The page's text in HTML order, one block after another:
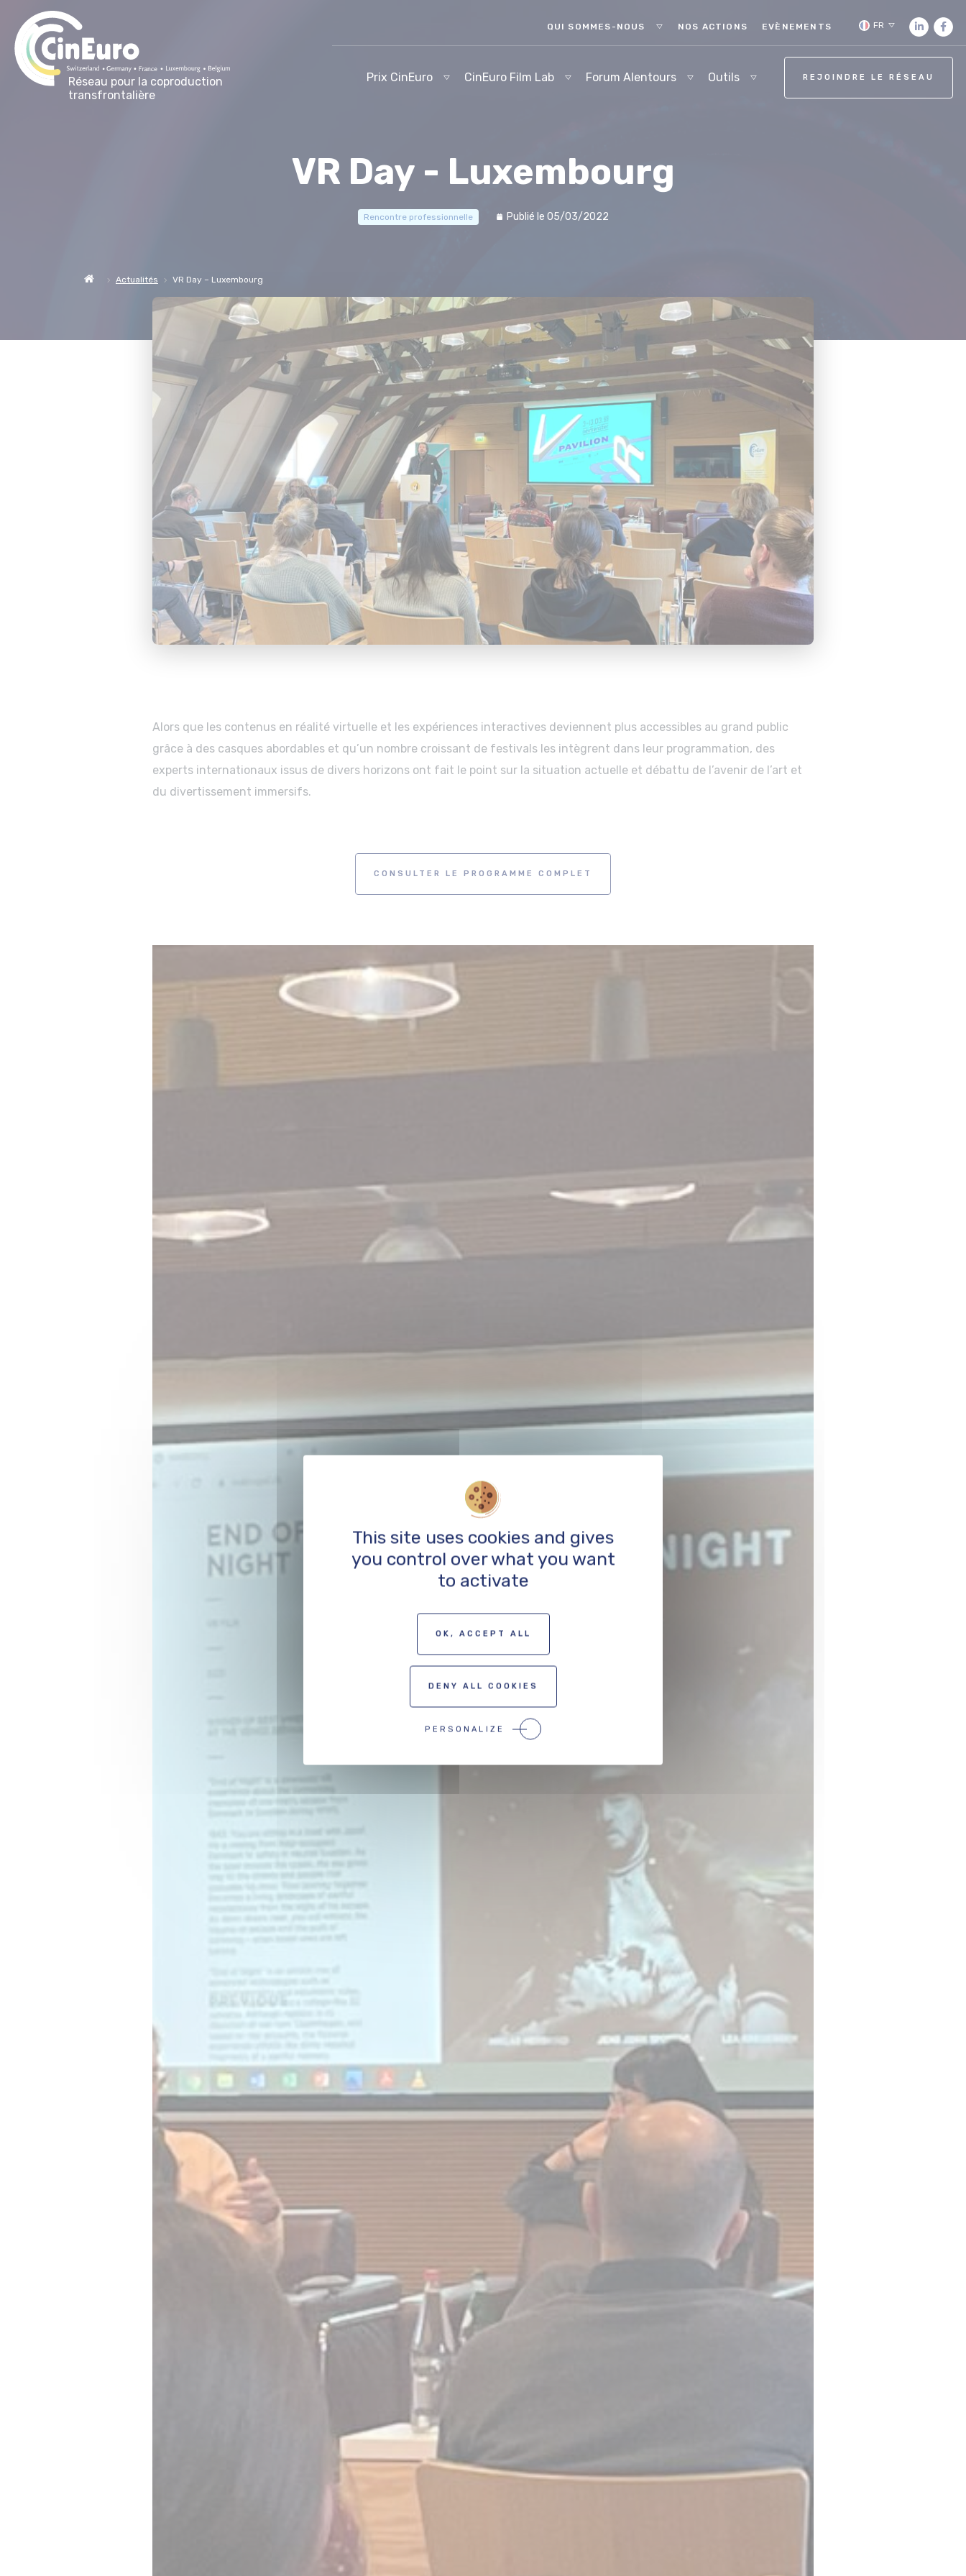
QUI SOMMES-NOUS NOS ACTIONS EVÈNEMENTS FR
Prix CinEuro CinEuro Film Lab Forum Alentours Outils REJOINDRE LE RÉSEAU
Réseau pour la coproduction
transfrontalière
VR Day - Luxembourg
Rencontre professionnelle Publié le 05/03/2022
Actualités VR Day – Luxembourg
Alors que les contenus en réalité virtuelle et les expériences interactives deviennent plus accessibles au grand public
grâce à des casques abordables et qu’un nombre croissant de festivals les intègrent dans leur programmation, des
experts internationaux issus de divers horizons ont fait le point sur la situation actuelle et débattu de l’avenir de l’art et
du divertissement immersifs.
CONSULTER LE PROGRAMME COMPLET
This site uses cookies and gives
you control over what you want
to activate
OK, ACCEPT ALL
DENY ALL COOKIES
PERSONALIZE